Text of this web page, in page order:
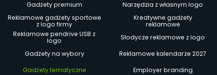
Gadżety premium
Narzędzia z własnym logo
Reklamowe gadżety sportowe
z logo firmy
Kreatywne gadżety
reklamowe
Reklamowe pendrive USB z
logo
Słodycze reklamowe z logo
Gadżety na wybory
Reklamowe kalendarze 2027
Gadżety tematyczne
Employer branding